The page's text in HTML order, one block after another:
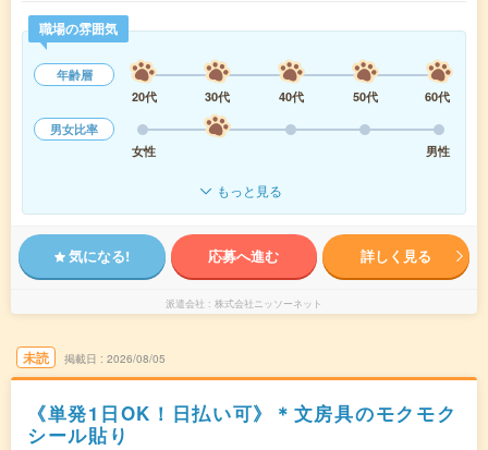
職場の雰囲気
年齢層
20代
30代 40代 50代
60代
男女比率
女性
男性
もっと見る
気になる! 応募へ進む 詳しく見る
派遣会社 株式会社ニッソーネット
未読 掲載日 2026/08/05
《単発1日OK！日払い可》＊文房具のモクモク
シール貼り